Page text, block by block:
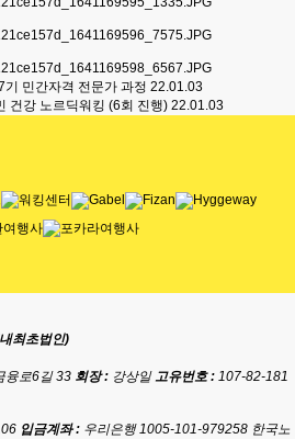
민간자격 전문가 과정 22.01.03
건강 노르딕워킹 (6회 진행) 22.01.03
최초법인)
융로6길 33 회장 : 강상일 고유번호 : 107-82-181
입금계좌 : 우리은행 1005-101-979258 한국노